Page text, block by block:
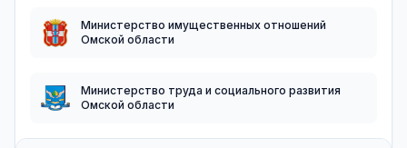
Министерство имущественных отношений
Омской области
Министерство труда и социального развития
Омской области